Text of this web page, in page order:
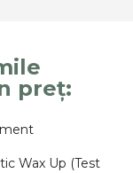
preț:
Wax Up (Test